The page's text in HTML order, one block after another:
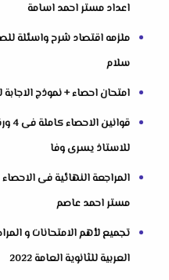
اعداد مستر احمد اسامة
سلام
امتحان احصاء + نموذج الاجابة
للاستاذ يسرى وفا
مستر احمد عاصم
تجميع لأهم الامتحانات و
العربية للثانوية العامة 2022